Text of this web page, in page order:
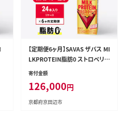
【定期便6ヶ月】SAVAS ザバス MI
LKPROTEIN脂肪0 ストロベリー
風味 24本
寄付金額
126,000円
京都府京田辺市